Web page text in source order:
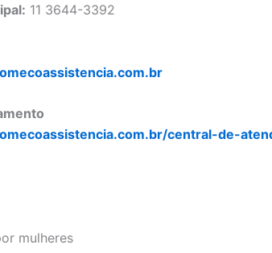
11 3644-3392
central-de-
mulheres